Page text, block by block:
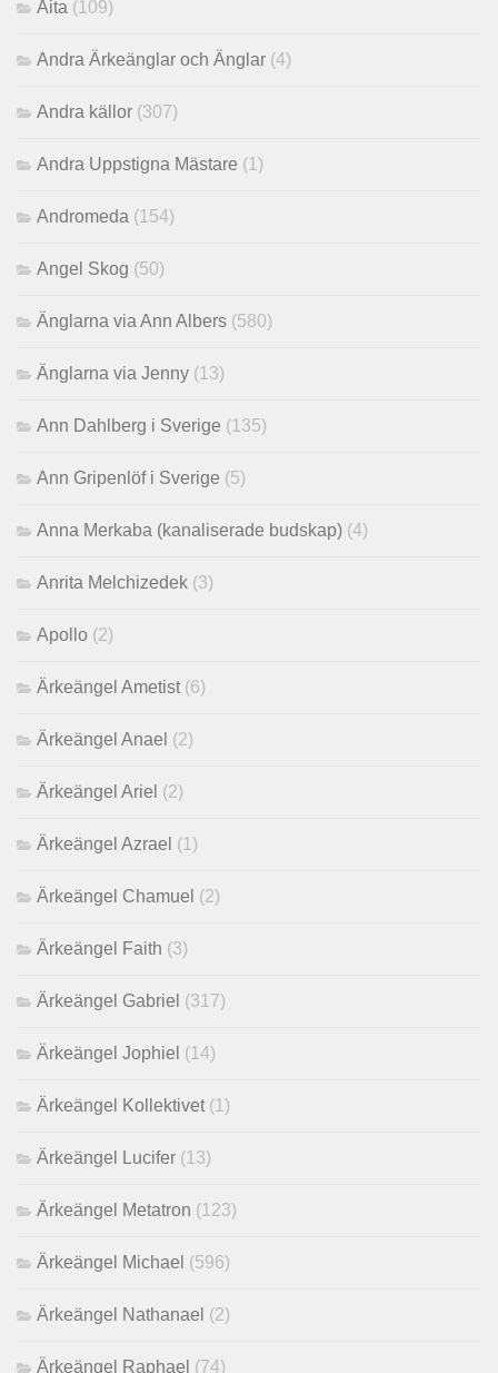
Aita (109)
Andra Ärkeänglar och Änglar (4)
Andra källor (307)
Andra Uppstigna Mästare (1)
Andromeda (154)
Angel Skog (50)
Änglarna via Ann Albers (580)
Änglarna via Jenny (13)
Ann Dahlberg i Sverige (135)
Ann Gripenlöf i Sverige (5)
Anna Merkaba (kanaliserade budskap) (4)
Anrita Melchizedek (3)
Apollo (2)
Ärkeängel Ametist (6)
Ärkeängel Anael (2)
Ärkeängel Ariel (2)
Ärkeängel Azrael (1)
Ärkeängel Chamuel (2)
Ärkeängel Faith (3)
Ärkeängel Gabriel (317)
Ärkeängel Jophiel (14)
Ärkeängel Kollektivet (1)
Ärkeängel Lucifer (13)
Ärkeängel Metatron (123)
Ärkeängel Michael (596)
Ärkeängel Nathanael (2)
Ärkeängel Raphael (74)